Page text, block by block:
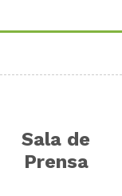
Sala de
Prensa